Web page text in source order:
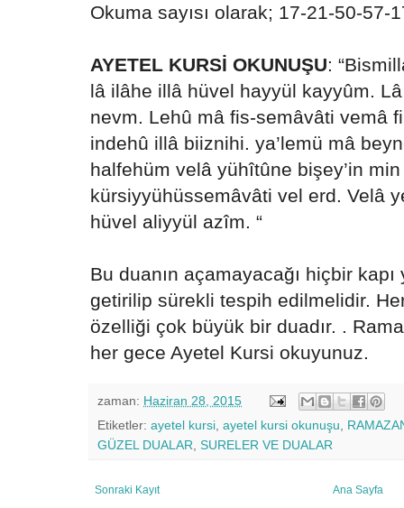
Okuma sayısı olarak; 17-21-50-57-
AYETEL KURSİ OKUNUŞU:
lâ ilâhe illâ hüvel hayyül kayyûm.
nevm. Lehû mâ fis-semâvâti vemâ
indehû illâ biiznihi. ya’lemü mâ
halfehüm velâ yühîtûne bişey’in
kürsiyyühüssemâvâti vel erd. Velâ
hüvel aliyyül azîm. “
Bu duanın açamayacağı hiçbir kapı
getirilip sürekli tespih edilmelidir.
özelliği çok büyük bir duadır. .
her gece Ayetel Kursi okuyunuz.
zaman: Haziran 28, 2015
Etiketler: ayetel kursi ayetel kursi okunuşu
GÜZEL DUALAR SURELER VE DUALAR
Sonraki Kayıt Ana Sayfa